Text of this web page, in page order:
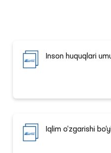
Inson huquqlari
Iqlim o‘zgarishi